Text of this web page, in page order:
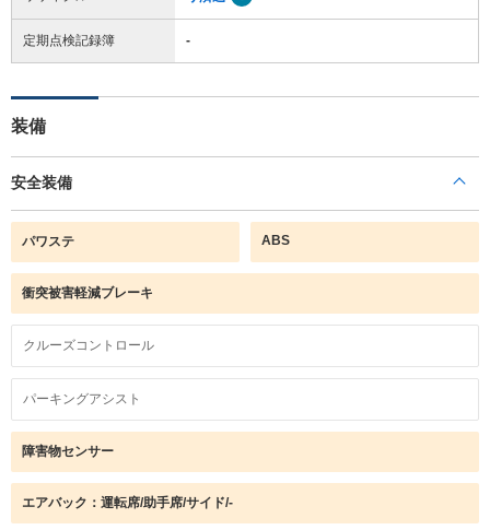
定期点検記録簿 -
装備
安全装備
パワステ ABS
衝突被害軽減ブレーキ
クルーズコントロール
パーキングアシスト
障害物センサー
エアバック：運転席/助手席/サイド/-